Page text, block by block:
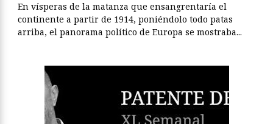
En vísperas de la matanza que ensangrentaría el
continente a partir de 1914, poniéndolo todo patas
arriba, el panorama político de Europa se mostraba...